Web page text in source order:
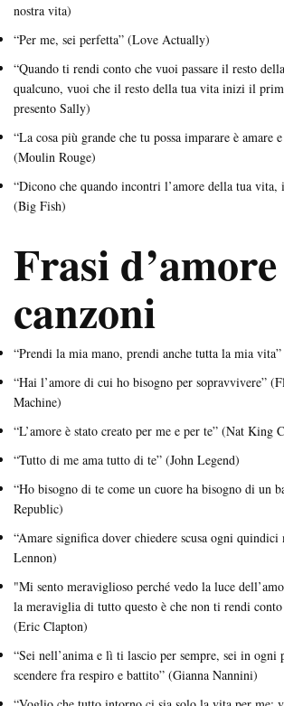
nostra vita)
“Per me, sei perfetta” (Love Actually)
“Quando ti rendi conto che vuoi passare il resto
qualcuno, vuoi che il resto della tua vita inizi il
presento Sally)
“La cosa più grande che tu possa imparare è amare
(Moulin Rouge)
“Dicono che quando incontri l’amore della tua vita,
(Big Fish)
Frasi
canzoni
“Prendi la mia mano, prendi anche tutta la mia
“Hai l’amore di cui ho bisogno per sopravvivere”
Machine)
“L’amore è stato creato per me e per te” (Nat King
“Tutto di me ama tutto di te” (John Legend)
“Ho bisogno di te come un cuore ha bisogno di un
Republic)
“Amare significa dover chiedere scusa ogni
Lennon)
"Mi sento meraviglioso perché vedo la luce
la meraviglia di tutto questo è che non ti rendi
(Eric Clapton)
“Sei nell’anima e lì ti lascio per sempre, sei in ogni
scendere fra respiro e battito” (Gianna Nannini)